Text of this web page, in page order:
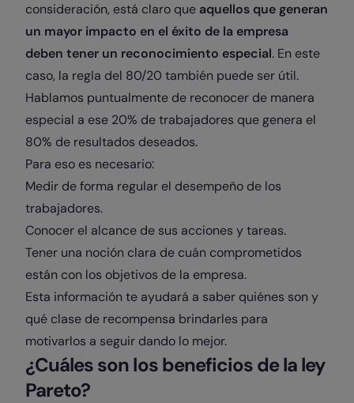
consideración, está claro que aquellos que generan
un mayor impacto en el éxito de la empresa
deben tener un reconocimiento especial. En este
caso, la regla del 80/20 también puede ser útil.
Hablamos puntualmente de reconocer de manera
especial a ese 20% de trabajadores que genera el
80% de resultados deseados.
Para eso es necesario:
Medir de forma regular el desempeño de los
trabajadores.
Conocer el alcance de sus acciones y tareas.
Tener una noción clara de cuán comprometidos
están con los objetivos de la empresa.
Esta información te ayudará a saber quiénes son y
qué clase de recompensa brindarles para
motivarlos a seguir dando lo mejor.
¿Cuáles son los beneficios de la ley
Pareto?